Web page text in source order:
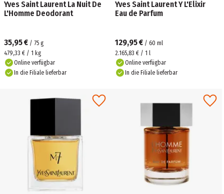
Yves Saint Laurent La Nuit De
L'Homme Deodorant
35,95 € / 75 g
479,33 € / 1 kg
Online verfügbar
In die Filiale lieferbar
Yves Saint Laurent Y L'Elixir
Eau de Parfum
129,95 € / 60 ml
2.165,83 € / 1 l
Online verfügbar
In die Filiale lieferbar